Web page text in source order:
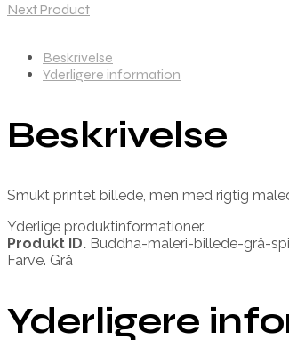
Next Product
Beskrivelse
Yderligere information
Beskrivelse
Smukt printet billede, men med rigtig
Yderlige produktinformationer.
Produkt ID. Buddha-maleri-billede-grå-
Farve. Grå
Yderligere